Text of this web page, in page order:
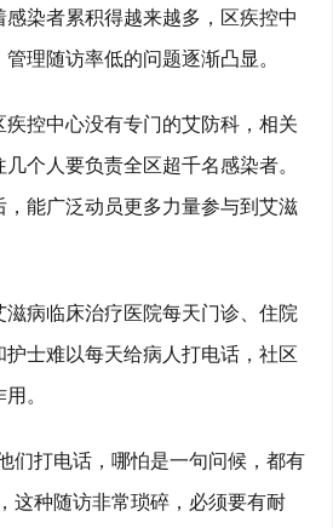
染者累积得越来越多，区疾控中
理随访率低的问题逐渐凸显。
控中心没有专门的艾防科，相关
个人要负责全区超千名感染者。
能广泛动员更多力量参与到艾滋
病临床治疗医院每天门诊、住院
士难以每天给病人打电话，社区
。
打电话，哪怕是一句问候，都有
这种随访非常琐碎，必须要有耐